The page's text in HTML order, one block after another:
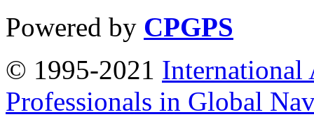
Powered by CPGPS
© 1995-2021 International
Professionals in Global